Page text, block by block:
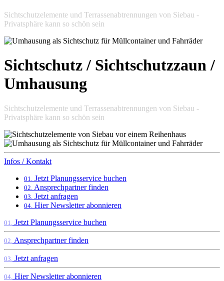
Sichtschutzelemente und Terrassenabtrennungen von Siebau -
Privatsphäre kann so schön sein
Sichtschutz / Sichtschutzzaun /
Umhausung
Sichtschutzelemente und Terrassenabtrennungen von Siebau -
Privatsphäre kann so schön sein
Infos / Kontakt
01. Jetzt Planungsservice buchen
02. Ansprechpartner finden
03. Jetzt anfragen
04. Hier Newsletter abonnieren
01. Jetzt Planungsservice buchen
02. Ansprechpartner finden
03. Jetzt anfragen
04. Hier Newsletter abonnieren